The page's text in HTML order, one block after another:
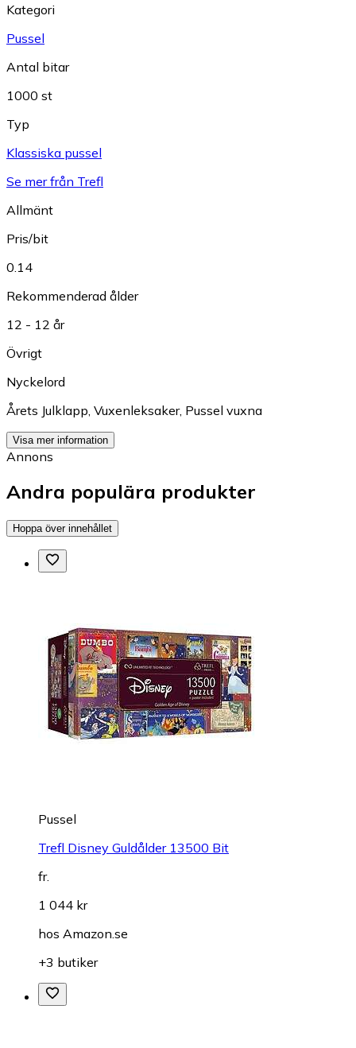
Kategori
Pussel
Antal bitar
1000 st
Typ
Klassiska pussel
Se mer från Trefl
Allmänt
Pris/bit
0.14
Rekommenderad ålder
12 - 12 år
Övrigt
Nyckelord
Årets Julklapp Vuxenleksaker, Pussel vuxna
Visa mer information
Annons
Andra populära produkter
Hoppa över innehållet
Pussel
Trefl Disney Guldålder 13500 Bit
fr.
1 044 kr
hos Amazon.se
+3 butiker